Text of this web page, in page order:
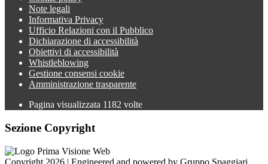
Note legali
Informativa Privacy
Ufficio Relazioni con il Pubblico
Dichiarazione di accessibilità
Obiettivi di accessibilità
Whistleblowing
Gestione consensi cookie
Amministrazione trasparente
Pagina visualizzata 1182 volte
Sezione Copyright
Copyright 2026 | Engineered and powered by Gruppo Spaggiari